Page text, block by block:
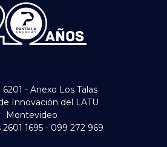
- Anexo Los Talas
Innovación del LATU
Montevideo
1695 - 099 272 969